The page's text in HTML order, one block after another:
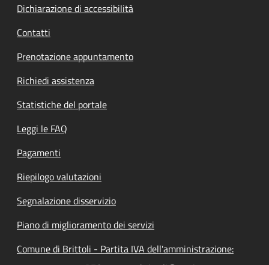
Dichiarazione di accessibilità
Contatti
Prenotazione appuntamento
Richiedi assistenza
Statistiche del portale
Leggi le FAQ
Pagamenti
Riepilogo valutazioni
Segnalazione disservizio
Piano di miglioramento dei servizi
Comune di Brittoli - Partita IVA dell'amministrazione: